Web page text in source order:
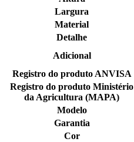
Largura
Material
Detalhe
Adicional
Registro do produto ANVISA
Registro do produto Ministério
da Agricultura (MAPA)
Modelo
Garantia
Cor